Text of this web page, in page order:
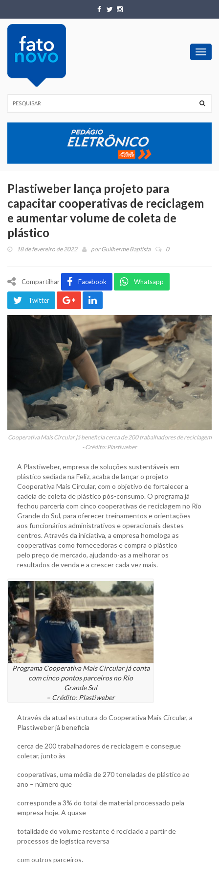
Plastiweber lança projeto para
capacitar cooperativas de reciclagem
e aumentar volume de coleta de
plástico
18 de fevereiro de 2022 porGuilherme Baptista 0
Compartilhar Facebook Whatsapp
Twitter
Cooperativa Mais Circular já beneficia cerca de 200 trabalhadores de reciclagem
- Crédito: Plastiweber
A Plastiweber, empresa de soluções sustentáveis em
plástico sediada na Feliz, acaba de lançar o projeto
Cooperativa Mais Circular, com o objetivo de fortalecer a
cadeia de coleta de plástico pós-consumo. O programa já
fechou parceria com cinco cooperativas de reciclagem no Rio
Grande do Sul, para oferecer treinamentos e orientações
aos funcionários administrativos e operacionais destes
centros. Através da iniciativa, a empresa homologa as
cooperativas como fornecedoras e compra o plástico
pelo preço de mercado, ajudando-as a melhorar os
resultados de venda e a crescer cada vez mais.
Programa Cooperativa Mais Circular já conta
com cinco pontos parceiros no Rio
Grande Sul
– Crédito: Plastiweber
Através da atual estrutura do Cooperativa Mais Circular, a
Plastiweber já beneficia
cerca de 200 trabalhadores de reciclagem e consegue
coletar, junto às
cooperativas, uma média de 270 toneladas de plástico ao
ano – número que
corresponde a 3% do total de material processado pela
empresa hoje. A quase
totalidade do volume restante é reciclado a partir de
processos de logística reversa
com outros parceiros.